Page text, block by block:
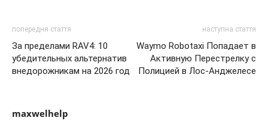
попередня стаття
За пределами RAV4: 10
убедительных альтернатив
внедорожникам на 2026 год
наступна стаття
Waymo Robotaxi Попадает в
Активную Перестрелку с
Полицией в Лос-Анджелесе
maxwelhelp